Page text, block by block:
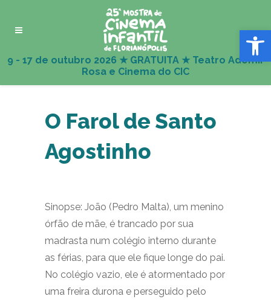
Abrir
O Farol de Santo
Agostinho
Sinopse: João (Pedro Malta), um menino
órfão de mãe, é trancado por sua
madrasta num colégio interno durante
as férias, para que ele fique longe do pai.
No colégio vazio, ele é atormentado por
uma freira durona e perseguido pelo